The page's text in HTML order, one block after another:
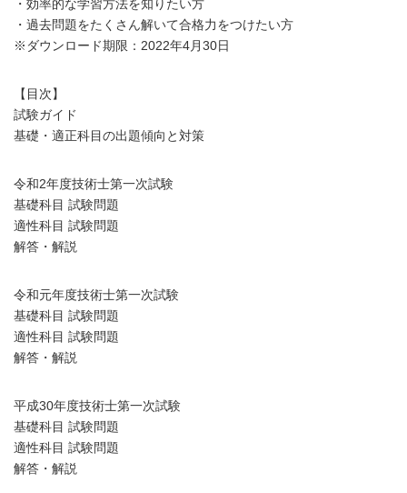
・効率的な学習方法を知りたい方
・過去問題をたくさん解いて合格力をつけたい方
※ダウンロード期限：2022年4月30日
【目次】
試験ガイド
基礎・適正科目の出題傾向と対策
令和2年度技術士第一次試験
基礎科目 試験問題
適性科目 試験問題
解答・解説
令和元年度技術士第一次試験
基礎科目 試験問題
適性科目 試験問題
解答・解説
平成30年度技術士第一次試験
基礎科目 試験問題
適性科目 試験問題
解答・解説